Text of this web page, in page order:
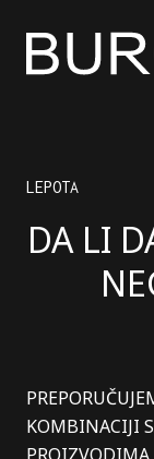
LEPOTA
DA LI
KOMBINACIJI